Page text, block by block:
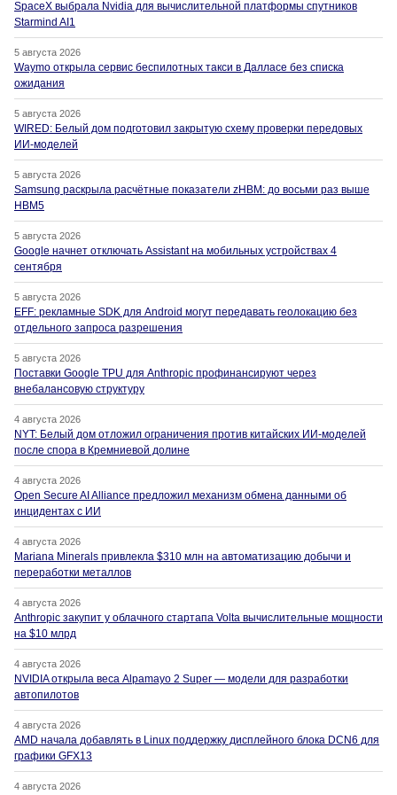
SpaceX выбрала Nvidia для вычислительной платформы спутников
Starmind AI1
5 августа 2026
Waymo открыла сервис беспилотных такси в Далласе без списка
ожидания
5 августа 2026
WIRED: Белый дом подготовил закрытую схему проверки передовых
ИИ-моделей
5 августа 2026
Samsung раскрыла расчётные показатели zHBM: до восьми раз выше
HBM5
5 августа 2026
Google начнет отключать Assistant на мобильных устройствах 4
сентября
5 августа 2026
EFF: рекламные SDK для Android могут передавать геолокацию без
отдельного запроса разрешения
5 августа 2026
Поставки Google TPU для Anthropic профинансируют через
внебалансовую структуру
4 августа 2026
NYT: Белый дом отложил ограничения против китайских ИИ-моделей
после спора в Кремниевой долине
4 августа 2026
Open Secure AI Alliance предложил механизм обмена данными об
инцидентах с ИИ
4 августа 2026
Mariana Minerals привлекла $310 млн на автоматизацию добычи и
переработки металлов
4 августа 2026
Anthropic закупит у облачного стартапа Volta вычислительные мощности
на $10 млрд
4 августа 2026
NVIDIA открыла веса Alpamayo 2 Super — модели для разработки
автопилотов
4 августа 2026
AMD начала добавлять в Linux поддержку дисплейного блока DCN6 для
графики GFX13
4 августа 2026